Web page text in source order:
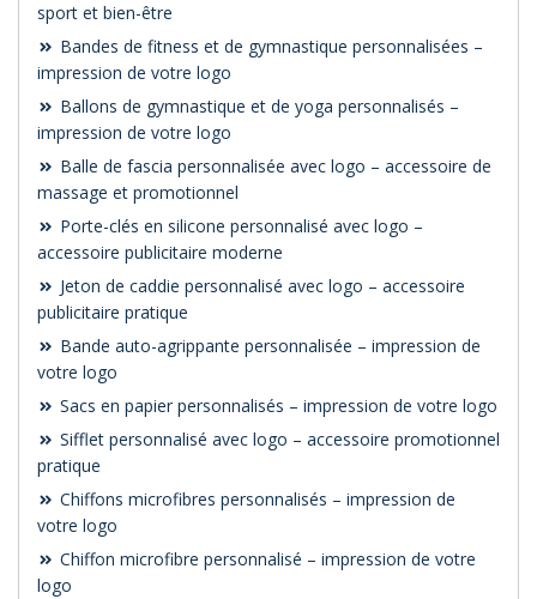
sport et bien-être
Bandes de fitness et de gymnastique personnalisées –
impression de votre logo
Ballons de gymnastique et de yoga personnalisés –
impression de votre logo
Balle de fascia personnalisée avec logo – accessoire de
massage et promotionnel
Porte-clés en silicone personnalisé avec logo –
accessoire publicitaire moderne
Jeton de caddie personnalisé avec logo – accessoire
publicitaire pratique
Bande auto-agrippante personnalisée – impression de
votre logo
Sacs en papier personnalisés – impression de votre logo
Sifflet personnalisé avec logo – accessoire promotionnel
pratique
Chiffons microfibres personnalisés – impression de
votre logo
Chiffon microfibre personnalisé – impression de votre
logo